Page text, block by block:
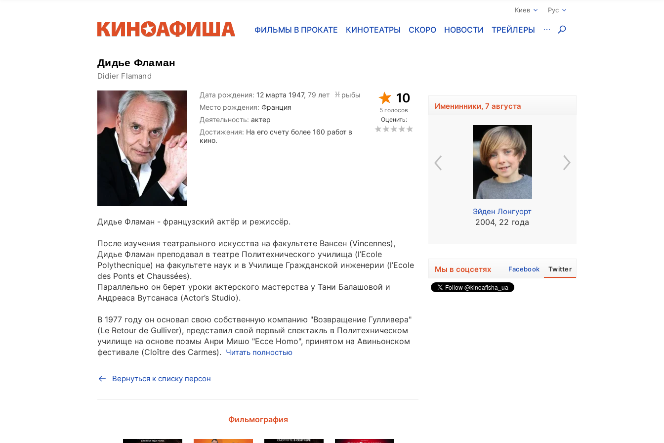
Киев Рус
ФИЛЬМЫ В ПРОКАТЕ КИНОТЕАТРЫ СКОРО НОВОСТИ ТРЕЙЛЕРЫ
Дидье Фламан
Didier Flamand
Дата рождения: 12 марта 1947, 79 лет
рыбы
Место рождения: Франция
Деятельность: актер
Достижения: На его счету более 160 работ в
кино.
10
5 голосов
Оценить:
Дидье Фламан - французский актёр и режиссёр.
После изучения театрального искусства на факультете Вансен (Vincennes),
Дидье Фламан преподавал в театре Политехнического училища (l’Ecole
Polythecnique) на факультете наук и в Училище Гражданской инженерии (l’Ecole
des Ponts et Chaussées).
Параллельно он берет уроки актерского мастерства у Тани Балашовой и
Андреаса Вутсанаса (Actor’s Studio).
В 1977 году он основал свою собственную компанию "Возвращение Гулливера"
(Le Retour de Gulliver), представил свой первый спектакль в Политехническом
училище на основе поэмы Анри Мишо "Ecce Homo", принятом на Авиньонском
фестивале (Cloître des Carmes). Читать полностью
Вернуться к списку персон
Фильмография
Именинники, 7 августа
Эйден Лонгуорт
2004, 22 года
Мы в соцсетях Facebook Twitter